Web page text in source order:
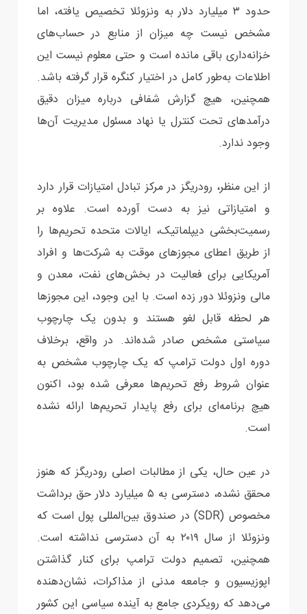
حدود ۳ میلیارد دلار به ونزوئلا تخصیص یافته، اما
مشخص نیست چه میزان از منابع در حساب‌های
خزانه‌داری باقی مانده است و حتی معلوم نیست این
اطلاعات به‌طور کامل در اختیار کنگره قرار گرفته باشد.
همچنین، هیچ گزارش شفافی درباره میزان دقیق
درآمدهای تحت کنترل یا نهاد مسئول مدیریت آن‌ها
وجود ندارد.
از این منظر، رودریگز در مرکز تبادل امتیازات قرار دارد
و امتیازاتی نیز به دست آورده است. علاوه بر
‌رسمیت‌بخشی دیپلماتیک، ایالات متحده تحریم‌ها را
از طریق اعطای مجوزهای موقت به شرکت‌ها و افراد
آمریکایی برای فعالیت در بخش‌های نفت، معدن و
مالی ونزوئلا دور زده است. با این وجود، این مجوزها
هر لحظه قابل لغو هستند و بدون یک چارچوب
سیاستی مشخص صادر شده‌اند. در واقع، برخلاف
دوره اول دولت ترامپ که یک چارچوب مشخص به
عنوان شروط رفع تحریم‌ها معرفی شده بود، اکنون
هیچ برنامه‌ای برای رفع پایدار تحریم‌ها ارائه نشده
است.
در عین حال، یکی از مطالبات اصلی رودریگز که هنوز
محقق نشده، دسترسی به ۵ میلیارد دلار حق برداشت
مخصوص (SDR) در صندوق بین‌المللی پول است که
ونزوئلا از سال ۲۰۱۹ به آن دسترسی نداشته است.
همچنین، تصمیم دولت ترامپ برای کنار گذاشتن
اپوزیسیون و جامعه مدنی از مذاکرات، نشان‌دهنده
می‌دهد که رویکردی جامع به آینده سیاسی این کشور